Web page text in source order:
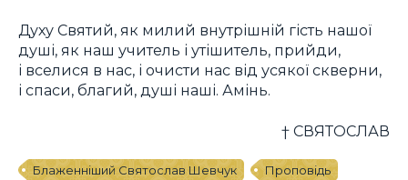
Духу Святий, як милий внутрішній гість нашої
душі, як наш учитель і утішитель, прийди,
і вселися в нас, і очисти нас від усякої скверни,
і спаси, благий, душі наші. Амінь.
† СВЯТОСЛАВ
Блаженніший Святослав Шевчук
Проповідь